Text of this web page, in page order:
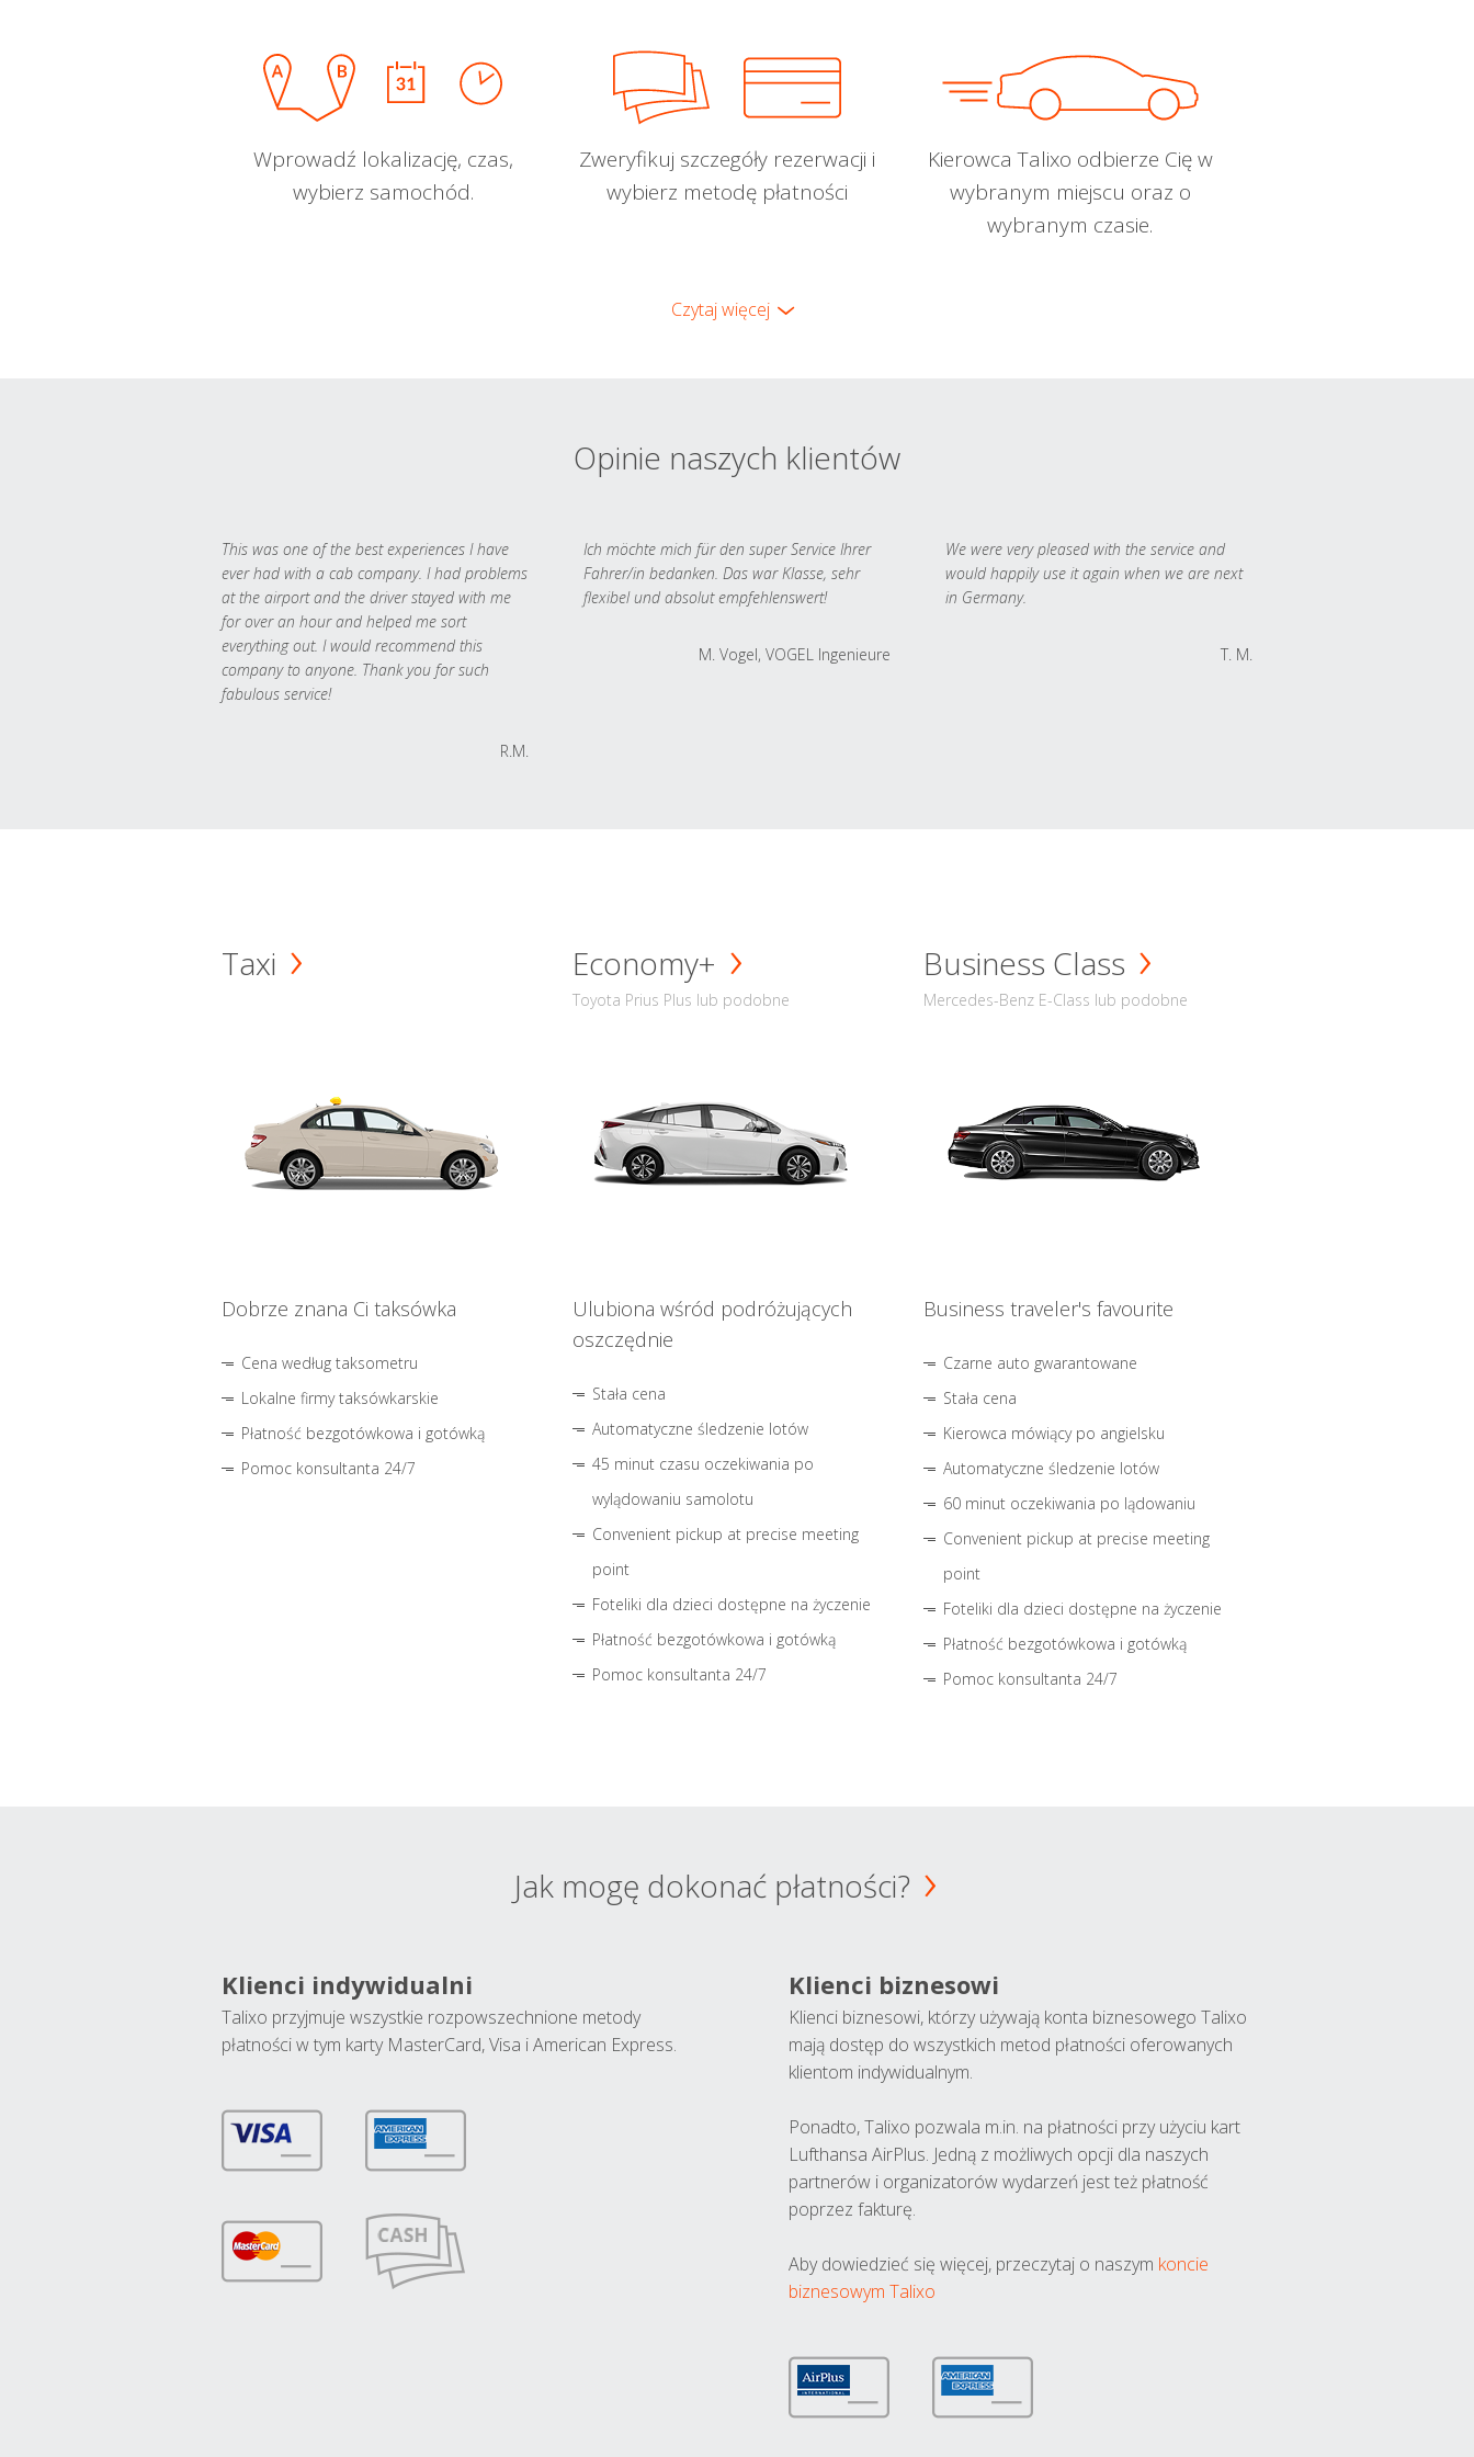
Wprowadź lokalizację, czas,
wybierz samochód.
Zweryfikuj szczegóły rezerwacji i
wybierz metodę płatności
Kierowca Talixo odbierze Cię w
wybranym miejscu oraz o
wybranym czasie.
Czytaj więcej
Opinie naszych klientów
This was one of the best experiences I have
ever had with a cab company. I had problems
at the airport and the driver stayed with me
for over an hour and helped me sort
everything out. I would recommend this
company to anyone. Thank you for such
fabulous service!
R.M.
Ich möchte mich für den super Service Ihrer
Fahrer/in bedanken. Das war Klasse, sehr
flexibel und absolut empfehlenswert!
M. Vogel, VOGEL Ingenieure
We were very pleased with the service and
would happily use it again when we are next
in Germany.
T. M.
Taxi
Dobrze znana Ci taksówka
Cena według taksometru
Lokalne firmy taksówkarskie
Płatność bezgotówkowa i gotówką
Pomoc konsultanta 24/7
Economy+
Toyota Prius Plus lub podobne
Ulubiona wśród podróżujących
oszczędnie
Stała cena
Automatyczne śledzenie lotów
45 minut czasu oczekiwania po
wylądowaniu samolotu
Convenient pickup at precise meeting
point
Foteliki dla dzieci dostępne na życzenie
Płatność bezgotówkowa i gotówką
Pomoc konsultanta 24/7
Business Class
Mercedes-Benz E-Class lub podobne
Business traveler's favourite
Czarne auto gwarantowane
Stała cena
Kierowca mówiący po angielsku
Automatyczne śledzenie lotów
60 minut oczekiwania po lądowaniu
Convenient pickup at precise meeting
point
Foteliki dla dzieci dostępne na życzenie
Płatność bezgotówkowa i gotówką
Pomoc konsultanta 24/7
Jak mogę dokonać płatności?
Klienci indywidualni
Talixo przyjmuje wszystkie rozpowszechnione metody
płatności w tym karty MasterCard, Visa i American Express.
Klienci biznesowi
Klienci biznesowi, którzy używają konta biznesowego Talixo
mają dostęp do wszystkich metod płatności oferowanych
klientom indywidualnym.
Ponadto, Talixo pozwala m.in. na płatności przy użyciu kart
Lufthansa AirPlus. Jedną z możliwych opcji dla naszych
partnerów i organizatorów wydarzeń jest też płatność
poprzez fakturę.
Aby dowiedzieć się więcej, przeczytaj o naszym koncie
biznesowym Talixo